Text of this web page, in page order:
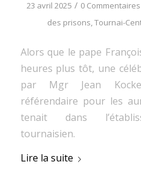
23 avril 2025 / 0 Commentaires
des prisons,Tournai-
Alors que le pape
heures plus tôt, une
par Mgr Jean
référendaire pour les
tenait dans
tournaisien.
Lire la suite